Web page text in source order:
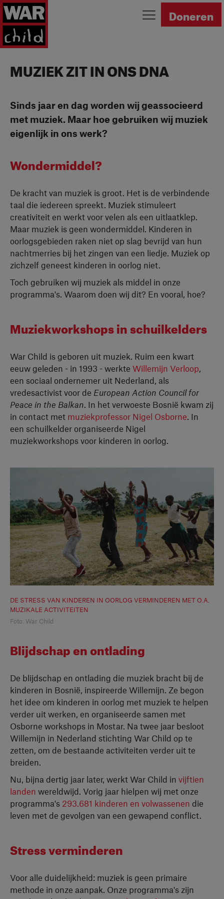
Ga naar homepage Doneren
MUZIEK ZIT IN ONS DNA
Sinds jaar en dag worden wij geassocieerd
met muziek. Maar hoe gebruiken wij muziek
eigenlijk in ons werk?
Wondermiddel?
De kracht van muziek is groot. Het is de verbindende
taal die iedereen spreekt. Muziek stimuleert
creativiteit en werkt voor velen als een uitlaatklep.
Maar muziek is geen wondermiddel. Kinderen in
oorlogsgebieden raken niet op slag bevrijd van hun
nachtmerries bij het zingen van een liedje. Muziek op
zichzelf geneest kinderen in oorlog niet.
Toch gebruiken wij muziek als middel in onze
programma's. Waarom doen wij dit? En vooral, hoe?
Muziekworkshops in schuilkelders
War Child is geboren uit muziek. Ruim een kwart
eeuw geleden - in 1993 - werkte Willemijn Verloop,
een sociaal ondernemer uit Nederland, als
vredesactivist voor de European Action Council for
Peace in the Balkan. In het verwoeste Bosnië kwam zij
in contact met muziekprofessor Nigel Osborne. In
een schuilkelder organiseerde Nigel
muziekworkshops voor kinderen in oorlog.
DE STRESS VAN KINDEREN IN OORLOG VERMINDEREN MET O.A.
MUZIKALE ACTIVITEITEN
Foto: War Child
Blijdschap en ontlading
De blijdschap en ontlading die muziek bracht bij de
kinderen in Bosnië, inspireerde Willemijn. Ze begon
het idee om kinderen in oorlog met muziek te helpen
verder uit werken, en organiseerde samen met
Osborne workshops in Mostar. Na twee jaar besloot
Willemijn in Nederland stichting War Child op te
zetten, om de bestaande activiteiten verder uit te
breiden.
Nu, bijna dertig jaar later, werkt War Child in vijftien
landen wereldwijd. Vorig jaar hielpen wij met onze
programma's 293.681 kinderen en volwassenen die
leven met de gevolgen van een gewapend conflict.
Stress verminderen
Voor alle duidelijkheid: muziek is geen primaire
methode in onze aanpak. Onze programma's zijn